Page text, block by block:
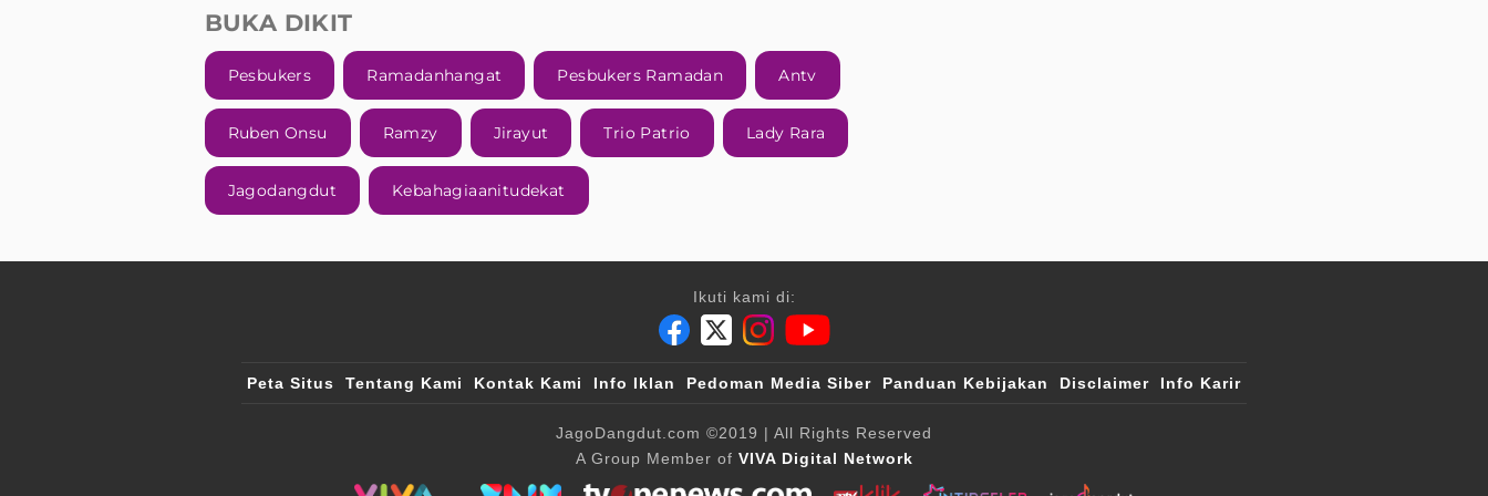
BUKA DIKIT
Pesbukers Ramadanhangat Pesbukers Ramadan Antv
Ruben Onsu Ramzy Jirayut Trio Patrio Lady Rara
Jagodangdut Kebahagiaanitudekat
Ikuti kami di:
Peta Situs Tentang Kami Kontak Kami Info Iklan Pedoman Media Siber Panduan Kebijakan Disclaimer Info Karir
JagoDangdut.com ©2019 | All Rights Reserved
A Group Member of VIVA Digital Network